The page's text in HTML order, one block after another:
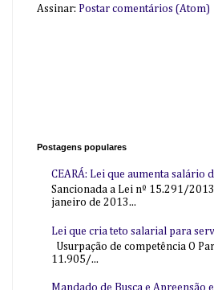
Assinar: Postar comentários (Atom)
Postagens populares
CEARÁ: Lei que aumenta salário
Sancionada a Lei nº 15.291/
janeiro de 2013...
Lei que cria teto salarial para
Usurpação de competência O
11.905/...
Mandado de Busca e Apreensão